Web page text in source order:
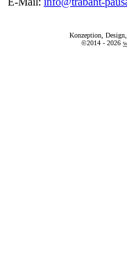
Konzeption,
©2014 - 2026